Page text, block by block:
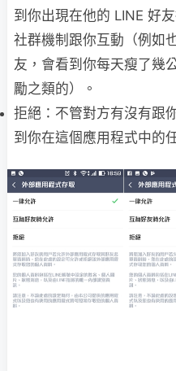
到你出現在他的 LINE 好
社群機制跟你互動（例如
友，會看到你每天瘦了幾
勵之類的）。
拒絕：不管對方有沒有跟
到你在這個應用程式中的